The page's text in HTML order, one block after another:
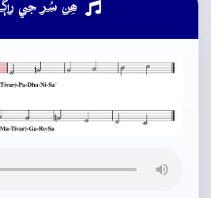
ھِن سُر جي